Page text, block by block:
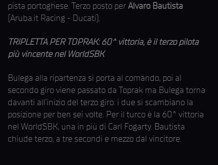
pista portoghese. Terzo posto perAlvaro Bautista
(Aruba.it Racing - Ducati).
TRIPLETTA PER TOPRAK: 60^ vittoria, è il terzo pilota
più vincente nel WorldSBK
Bulega alla ripartenza si porta al comando, poi al
secondo giro viene passato da Toprak ma Bulega torna
davanti all’inizio del terzo giro: i due si scambiano la
posizione per ben sei volte. Per il turco è la 60^ vittoria
nel WorldSBK, una in più di Carl Fogarty. Bautista
chiude terzo, a tre secondi e mezzo dal vincitore.